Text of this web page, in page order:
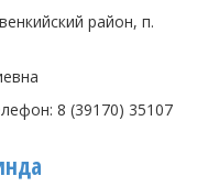
район, п.
8 (39170) 35107